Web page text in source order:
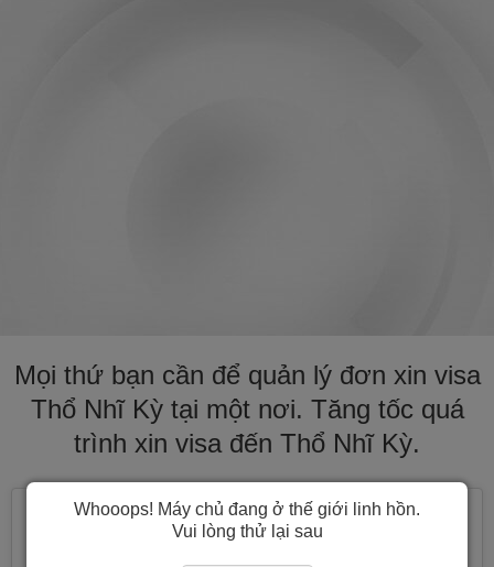
Mọi thứ bạn cần để quản lý đơn xin visa
Thổ Nhĩ Kỳ tại một nơi. Tăng tốc quá
trình xin visa đến Thổ Nhĩ Kỳ.
Whooops! Máy chủ đang ở thế giới linh hồn.
Vui lòng thử lại sau